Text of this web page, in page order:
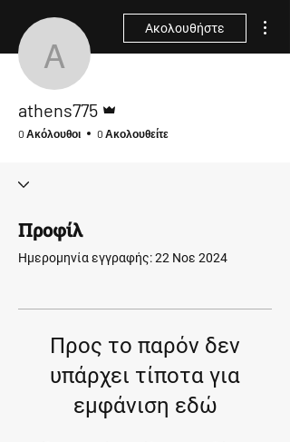
athens775
Ακολουθήστε
athens775
0 Ακόλουθοι 0 Ακολουθείτε
Προφίλ
Ημερομηνία εγγραφής: 22 Νοε 2024
Προς το παρόν δεν
υπάρχει τίποτα για
εμφάνιση εδώ